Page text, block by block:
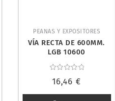
PEANAS Y EXPOSITORES
VÍA RECTA DE 600MM.
LGB 10600
con
de
16,46€